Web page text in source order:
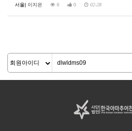
서울| 이지은 6 0 02-28